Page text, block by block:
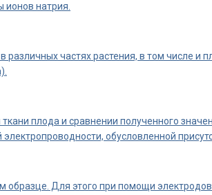
натрия.
частях растения, в том числе и
плода и сравнении полученного
обусловленной
Для этого при помощи